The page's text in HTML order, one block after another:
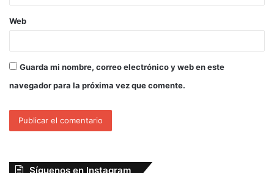
Web
Guarda mi nombre, correo electrónico y web en este
navegador para la próxima vez que comente.
Síguenos en Instagram